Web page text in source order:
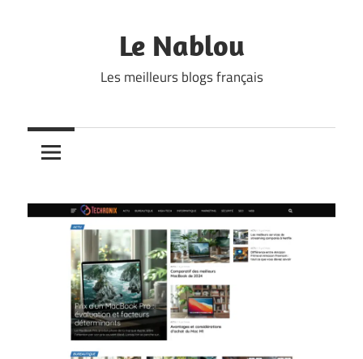
Le Nablou
Les meilleurs blogs français